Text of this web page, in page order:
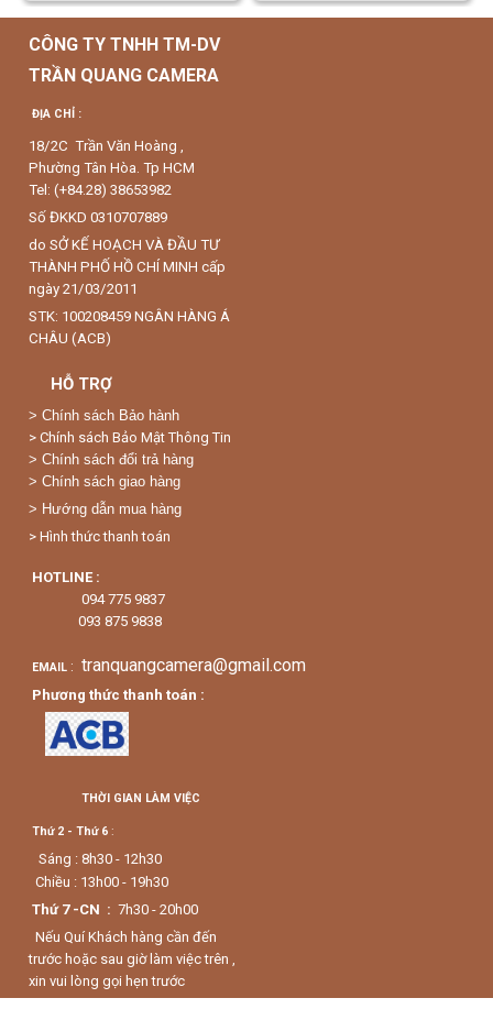
CÔNG TY TNHH TM-DV
TRẦN QUANG CAMERA
ĐỊA CHỈ :
18/2C Trần Văn Hoàng ,
Phường Tân Hòa. Tp HCM
Tel: (+84.28) 38653982
Số ĐKKD 0310707889
do SỞ KẾ HOẠCH VÀ ĐẦU TƯ
THÀNH PHỐ HỒ CHÍ MINH cấp
ngày 21/03/2011
STK: 100208459 NGÂN HÀNG Á
CHÂU (ACB)
HỖ TRỢ
> Chính sách Bảo hành
> Chính sách Bảo Mật Thông Tin
> Chính sách đổi trả hàng
> Chính sách giao hàng
> Hướng dẫn mua hàng
> Hình thức thanh toán
HOTLINE :
094 775 9837
093 875 9838
EMAIL : tranquangcamera@gmail.com
Phương thức thanh toán :
THỜI GIAN LÀM VIỆC
Thứ 2 - Thứ 6 :
Sáng : 8h30 - 12h30
Chiều : 13h00 - 19h30
Thứ 7 -CN : 7h30 - 20h00
Nếu Quí Khách hàng cần đến
trước hoặc sau giờ làm việc trên ,
xin vui lòng gọi hẹn trước